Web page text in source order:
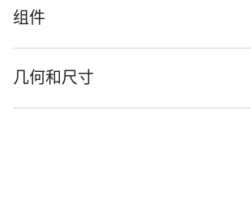
组件
几何和尺寸